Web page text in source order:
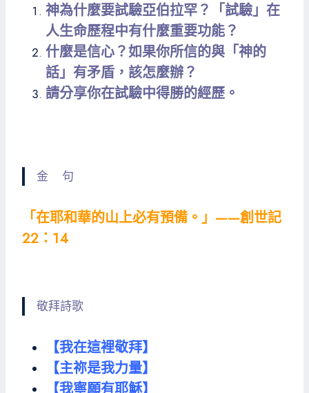
神為什麼要試驗亞伯拉罕？「試驗」在
人生命歷程中有什麼重要功能？
什麼是信心？如果你所信的與「神的
話」有矛盾，該怎麼辦？
請分享你在試驗中得勝的經歷。
金 句
「在耶和華的山上必有預備。」——創世記
22：14
敬拜詩歌
【我在這裡敬拜】
【主祢是我力量】